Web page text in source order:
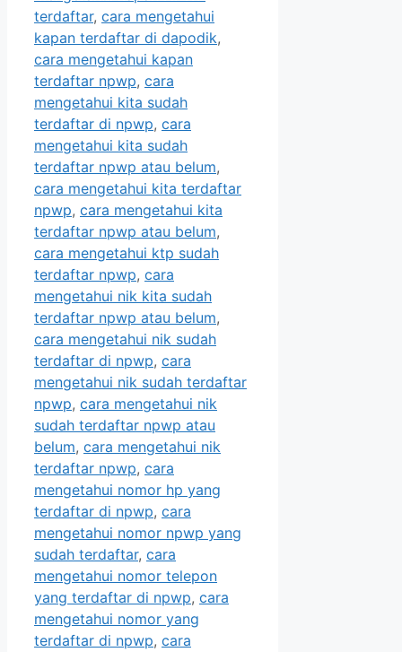
terdaftar, cara mengetahui
kapan terdaftar di dapodik,
cara mengetahui kapan
terdaftar npwp, cara
mengetahui kita sudah
terdaftar di npwp, cara
mengetahui kita sudah
terdaftar npwp atau belum,
cara mengetahui kita terdaftar
npwp, cara mengetahui kita
terdaftar npwp atau belum,
cara mengetahui ktp sudah
terdaftar npwp, cara
mengetahui nik kita sudah
terdaftar npwp atau belum,
cara mengetahui nik sudah
terdaftar di npwp, cara
mengetahui nik sudah terdaftar
npwp, cara mengetahui nik
sudah terdaftar npwp atau
belum, cara mengetahui nik
terdaftar npwp, cara
mengetahui nomor hp yang
terdaftar di npwp, cara
mengetahui nomor npwp yang
sudah terdaftar, cara
mengetahui nomor telepon
yang terdaftar di npwp, cara
mengetahui nomor yang
terdaftar di npwp, cara